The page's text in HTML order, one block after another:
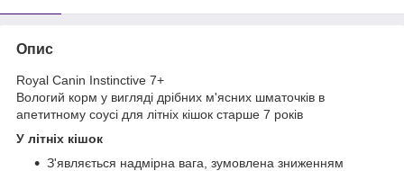
Опис
Royal Canin Instinctive 7+
Вологий корм у вигляді дрібних м'ясних шматочків в
апетитному соусі для літніх кішок старше 7 років
У літніх кішок
З'являється надмірна вага, зумовлена ​​зниженням